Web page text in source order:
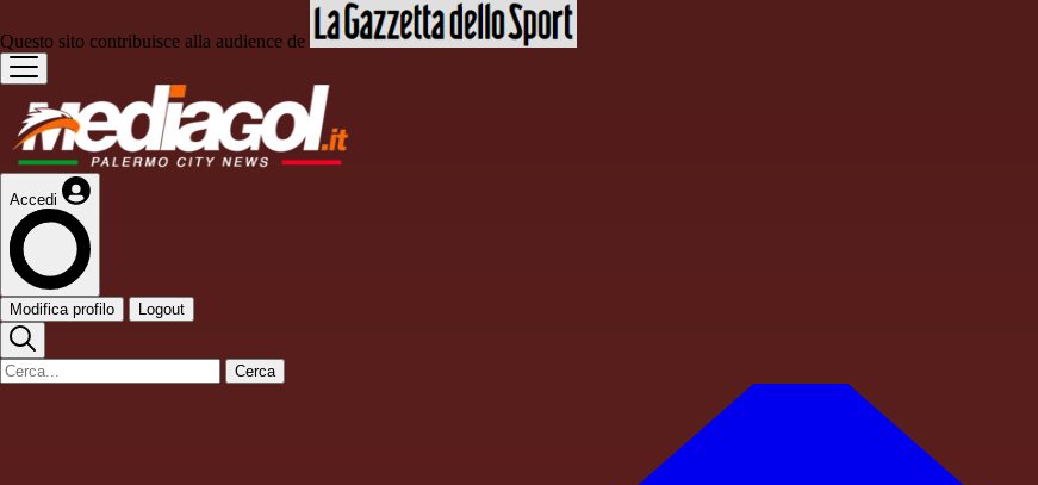
Questo sito contribuisce alla audience de
Accedi
Modifica profilo Logout
Cerca